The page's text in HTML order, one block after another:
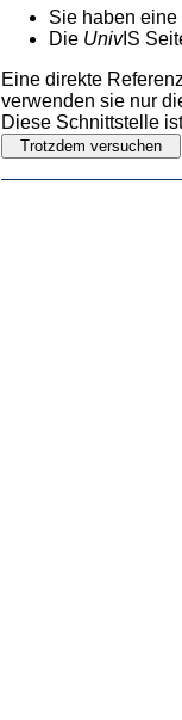
Sie haben eine
Die UnivIS
Eine direkte
verwenden sie nur
Diese Schnittstelle